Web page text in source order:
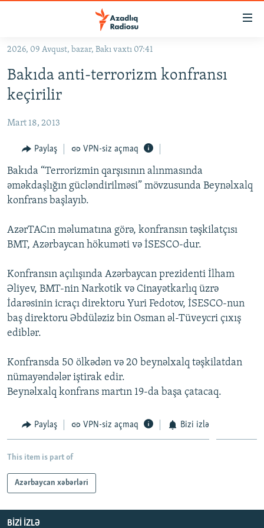
Əsas
qayıt
Əsas
naviqasiyaya
qayıt
KORRUPSIOMETR
#ƏSLINDƏ
FƏRQƏ BAX
QANUNI DOĞRU
ARAŞDIRMA
VIDEO
İNFOQRAFIKA
KARIKATURA
RADIO ARXIV
AZƏRBAYCAN ƏDƏBIYYATI KITABXANASI
İSLAM VƏ DEMOKRATIYA
İZ - MƏDƏNIYYƏT PROQRAMI
HAQQIMIZDA
MISSIYAMIZ
PEŞƏ ETIKASI VƏ JURNALISTIKA STANDARTLARIMIZ
MATERIALLARIMIZDAN ISTIFADƏ
AZADLIQRADIOSU MOBIL TELEFONUNUZDA
BIZIMLƏ ƏLAQƏ
XƏBƏR BÜLLETENLƏRIMIZ
BIZI IZLƏ
2026, 09 Avqust, bazar, Bakı vaxtı 07:41
Bakıda anti-terrorizm konfransı
keçirilir
Mart 18, 2013
Paylaş VPN-siz açmaq
Bakıda “Terrorizmin qarşısının alınmasında
əməkdaşlığın gücləndirilməsi” mövzusunda Beynəlxalq
konfrans başlayıb.
AzərTACın məlumatına görə, konfransın təşkilatçısı
BMT, Azərbaycan hökuməti və İSESCO-dur.
Konfransın açılışında Azərbaycan prezidenti İlham
Əliyev, BMT-nin Narkotik və Cinayətkarlıq üzrə
İdarəsinin icraçı direktoru Yuri Fedotov, İSESCO-nun
baş direktoru Əbdüləziz bin Osman əl-Tüveycri çıxış
ediblər.
Konfransda 50 ölkədən və 20 beynəlxalq təşkilatdan
nümayəndələr iştirak edir.
Beynəlxalq konfrans martın 19-da başa çatacaq.
Paylaş VPN-siz açmaq Bizi izlə
This item is part of
Azərbaycan xəbərləri
BIZI IZLƏ